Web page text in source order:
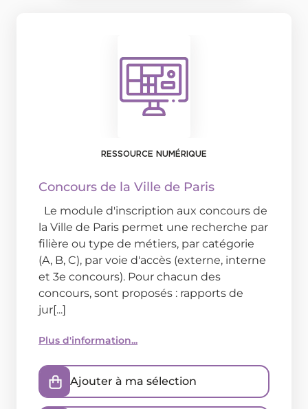
RESSOURCE NUMÉRIQUE
Concours de la Ville de Paris
Le module d'inscription aux concours de
la Ville de Paris permet une recherche par
filière ou type de métiers, par catégorie
(A, B, C), par voie d'accès (externe, interne
et 3e concours). Pour chacun des
concours, sont proposés : rapports de
jur[...]
Plus d'information...
Ajouter à ma sélection